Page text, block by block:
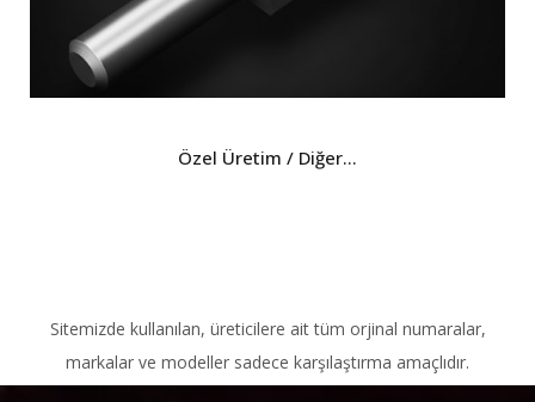
Özel Üretim / Diğer...
Sitemizde kullanılan, üreticilere ait tüm orjinal numaralar,
markalar ve modeller sadece karşılaştırma amaçlıdır.